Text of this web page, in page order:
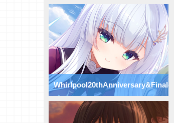
【研究員イチオシカード紹介
Vol.75】パープルソフトウェア
2.0【初心者向け】
【研究員イチオシカード紹介
Vol.74】パープルソフトウェア
2.0【初心者向け】
【研究員イチオシカード紹介
Vol.73】パープルソフトウェア
2.0【初心者向け】
【研究員イチオシカード紹介
Vol.72】パープルソフトウェア
2.0【初心者向け】
Whirlpool20thAnniversary&Finale!
特集